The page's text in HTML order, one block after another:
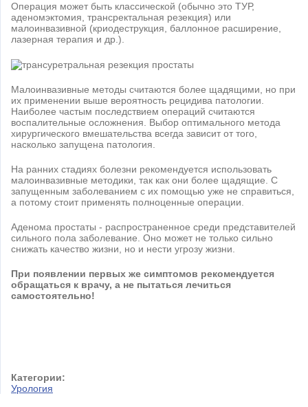
Операция может быть классической (обычно это ТУР,
аденомэктомия, трансректальная резекция) или
малоинвазивной (криодеструкция, баллонное расширение,
лазерная терапия и др.).
Малоинвазивные методы считаются более щадящими, но при
их применении выше вероятность рецидива патологии.
Наиболее частым последствием операций считаются
воспалительные осложнения. Выбор оптимального метода
хирургического вмешательства всегда зависит от того,
насколько запущена патология.
На ранних стадиях болезни рекомендуется использовать
малоинвазивные методики, так как они более щадящие. С
запущенным заболеванием с их помощью уже не справиться,
а потому стоит применять полноценные операции.
Аденома простаты - распространенное среди представителей
сильного пола заболевание. Оно может не только сильно
снижать качество жизни, но и нести угрозу жизни.
При появлении первых же симптомов рекомендуется
обращаться к врачу, а не пытаться лечиться
самостоятельно!
Категории:
Урология